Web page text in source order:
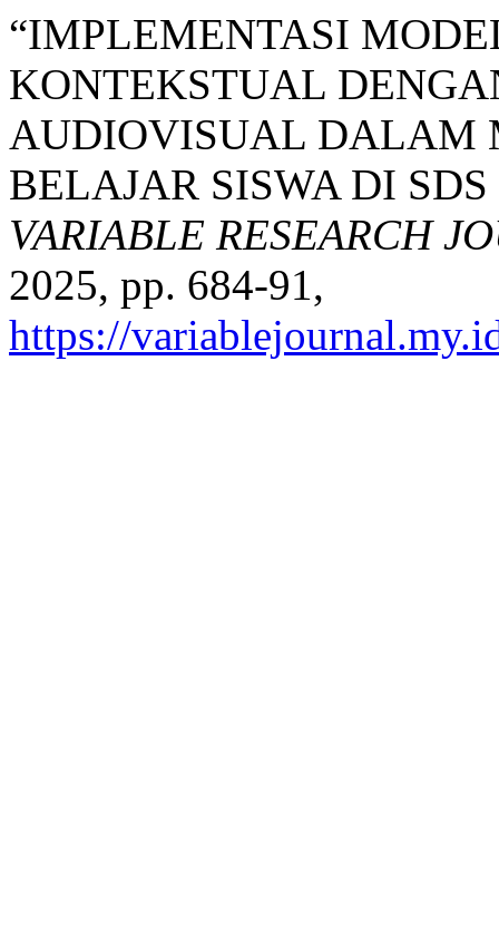
“IMPLEMENTASI
KONTEKSTUAL
AUDIOVISUAL DALAM
BELAJAR SISWA DI
VARIABLE RESEARCH
2025, pp. 684-91,
https://